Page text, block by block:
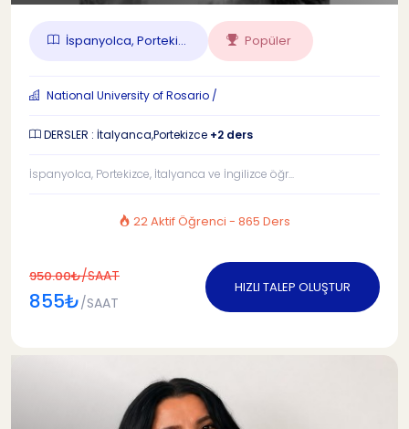
İspanyolca, Porteki... Popüler
National University of Rosario /
DERSLER : İtalyanca,Portekizce +2 ders
İspanyolca, Portekizce, İtalyanca ve İngilizce öğr...
22 Aktif Öğrenci - 865 Ders
950.00₺/SAAT
855₺/SAAT
HIZLI TALEP OLUŞTUR